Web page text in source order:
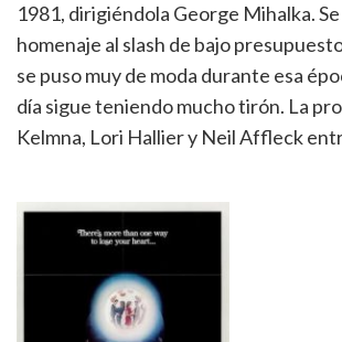
1981, dirigiéndola George Mihalka.
homenaje al slash de bajo
se puso muy de moda durante esa
día sigue teniendo mucho tirón. La
Kelmna, Lori Hallier y Neil Affleck